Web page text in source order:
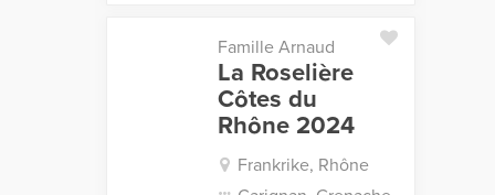
Famille Arnaud
La Roselière
Côtes du
Rhône 2024
Frankrike, Rhône